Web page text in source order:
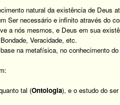
natural da existência de Deus
Ser necessário e infinito através do
a nós mesmos, e Deus em sua
Veracidade, etc.
na metafísica, no conhecimento
tal (Ontologia), e o estudo do